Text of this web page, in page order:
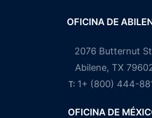
OFICINA DE
2076 Butternut
Abilene, TX
T: 1+ (800) 444-
OFICINA DE